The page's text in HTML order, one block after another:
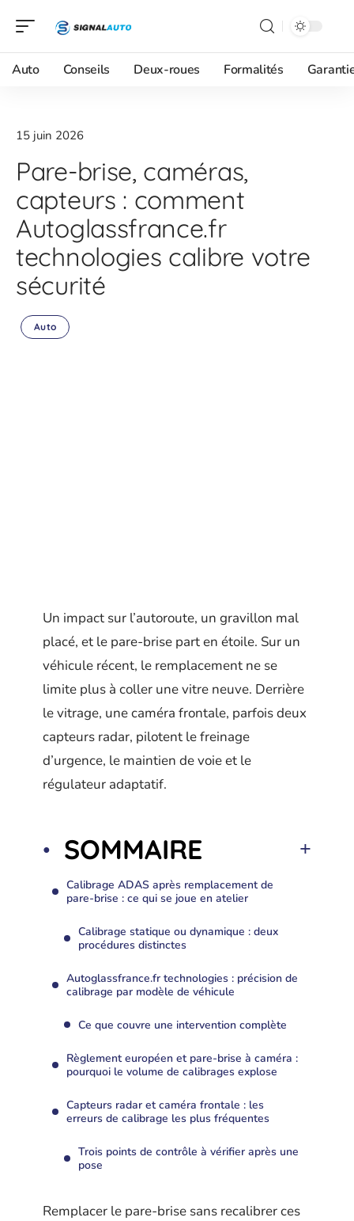
Auto Conseils Deux-roues Formalités
15 juin 2026
Pare-brise, caméras,
capteurs : comment
Autoglassfrance.fr
technologies calibre votre
sécurité
Auto
Un impact sur l’autoroute, un gravillon mal
placé, et le pare-brise part en étoile. Sur un
véhicule récent, le remplacement ne se
limite plus à coller une vitre neuve. Derrière
le vitrage, une caméra frontale, parfois deux
capteurs radar, pilotent le freinage
d’urgence, le maintien de voie et le
régulateur adaptatif.
SOMMAIRE
Calibrage ADAS après remplacement de
pare-brise : ce qui se joue en atelier
Calibrage statique ou dynamique : deux
procédures distinctes
Autoglassfrance.fr technologies : précision de
calibrage par modèle de véhicule
Ce que couvre une intervention complète
Règlement européen et pare-brise à caméra :
pourquoi le volume de calibrages explose
Capteurs radar et caméra frontale : les
erreurs de calibrage les plus fréquentes
Trois points de contrôle à vérifier après une
pose
Remplacer le pare-brise sans recalibrer ces